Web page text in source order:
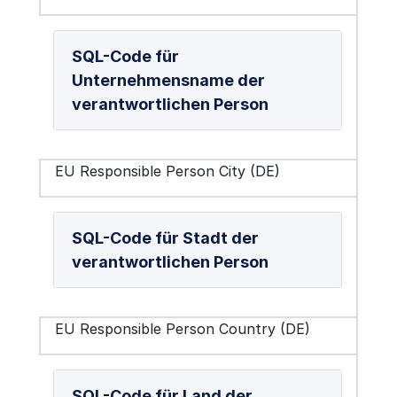
SQL-Code für
Unternehmensname der
verantwortlichen Person
EU Responsible Person City (DE)
SQL-Code für Stadt der
verantwortlichen Person
EU Responsible Person Country (DE)